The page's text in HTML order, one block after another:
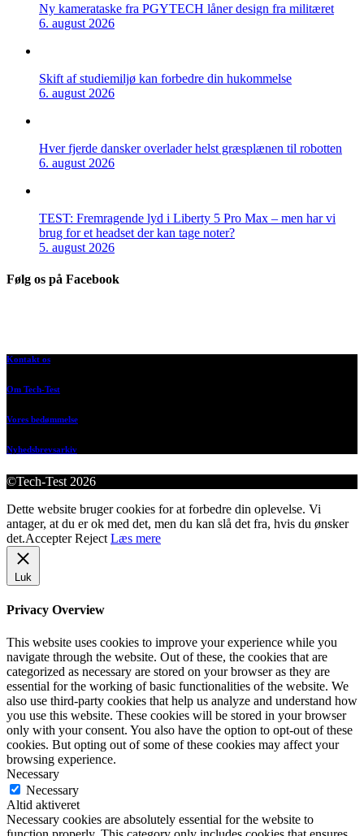
Ny kamerataske fra PGYTECH låner design fra militæret
6. august 2026
Skift af studiemiljø kan forbedre din hukommelse
6. august 2026
Hver fjerde dansker overlader helst græsplænen til robotten
6. august 2026
TEST: Fremragende lyd i Liberty 5 Pro Max – men har vi
brug for et headset der kan tage noter?
5. august 2026
Følg os på Facebook
Kontakt os
Om Tech-Test
Vores bedømmelse
Nyhedsbrevsarkiv
©Tech-Test 2026
Dette website bruger cookies for at forbedre din oplevelse. Vi
antager, at du er ok med det, men du kan slå det fra, hvis du ønsker
det.Accepter Reject Læs mere
Luk
Privacy Overview
This website uses cookies to improve your experience while you
navigate through the website. Out of these, the cookies that are
categorized as necessary are stored on your browser as they are
essential for the working of basic functionalities of the website. We
also use third-party cookies that help us analyze and understand how
you use this website. These cookies will be stored in your browser
only with your consent. You also have the option to opt-out of these
cookies. But opting out of some of these cookies may affect your
browsing experience.
Necessary
Necessary
Altid aktiveret
Necessary cookies are absolutely essential for the website to